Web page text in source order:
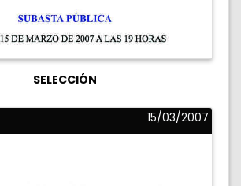
SELECCIÓN
15/03/2007